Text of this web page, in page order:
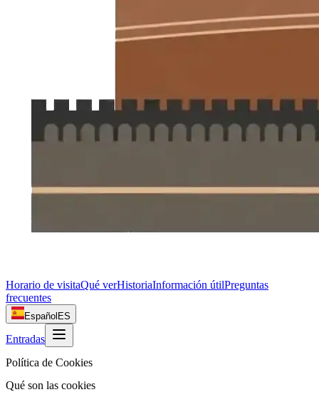
Horario de visitaQué verHistoriaInformación útilPreguntas
frecuentes
Español ES
Entradas
Política de Cookies
Qué son las cookies